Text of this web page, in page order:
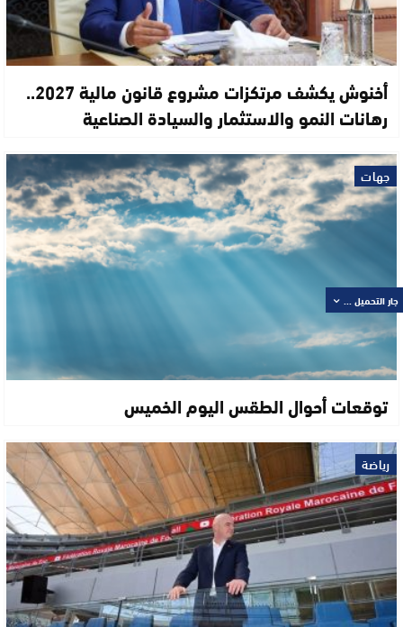
أخنوش يكشف مرتكزات مشروع قانون مالية 2027..
رهانات النمو والاستثمار والسيادة الصناعية
جهات
توقعات أحوال الطقس اليوم الخميس
رياضة
جار التحميل ...